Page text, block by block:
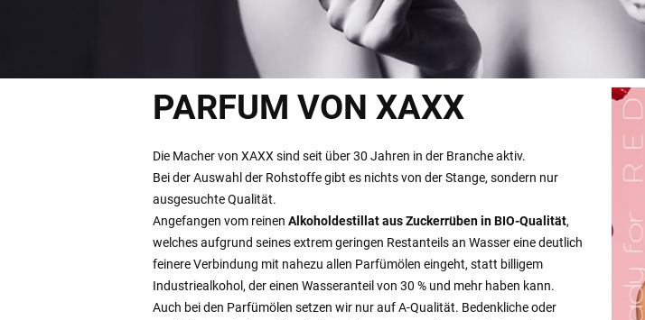
PARFUM VON XAXX
Die Macher von XAXX sind seit über 30 Jahren in der Branche aktiv.
Bei der Auswahl der Rohstoffe gibt es nichts von der Stange, sondern nur
ausgesuchte Qualität.
Angefangen vom reinenAlkoholdestillat aus Zuckerrüben in BIO-Qualität,
welches aufgrund seines extrem geringen Restanteils an Wasser eine deutlich
feinere Verbindung mit nahezu allen Parfümölen eingeht, statt billigem
Industriealkohol, der einen Wasseranteil von 30 % und mehr haben kann.
Auch bei den Parfümölen setzen wir nur auf A-Qualität. Bedenkliche oder